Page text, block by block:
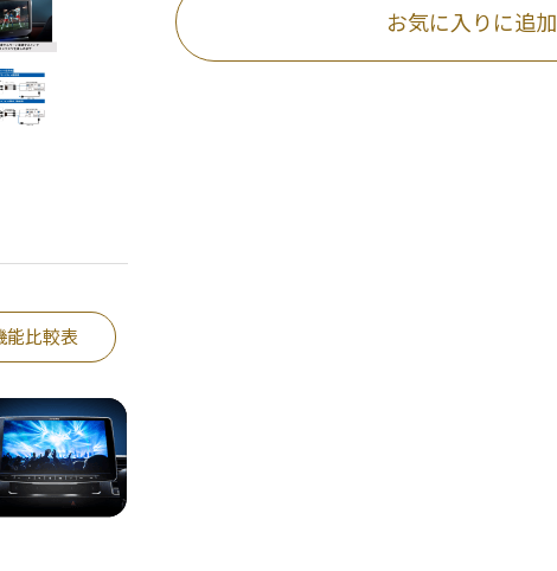
能比較表
お気に入りに追加